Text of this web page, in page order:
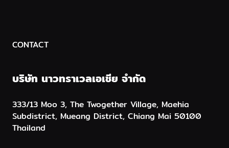
CONTACT
บริษัท นาวทราเวลเอเชีย จำกัด
333/13 Moo 3, The Twogether Village, Maehia
Subdistrict, Mueang District, Chiang Mai 50100
Thailand